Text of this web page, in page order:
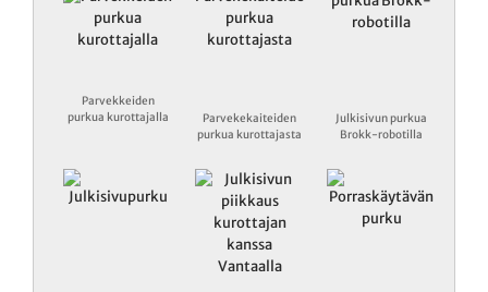
Parvekkeiden
purkua kurottajalla
Parvekekaiteiden
purkua kurottajasta
Julkisivun purkua
Brokk-robotilla